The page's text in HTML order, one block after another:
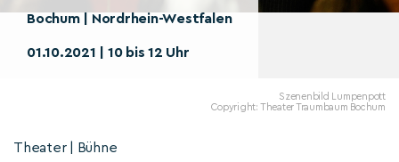
Bochum | Nordrhein-Westfalen
01.10.2021 | 10 bis 12 Uhr
Szenenbild Lumpenpott
Copyright: Theater Traumbaum Bochum
Theater | Bühne